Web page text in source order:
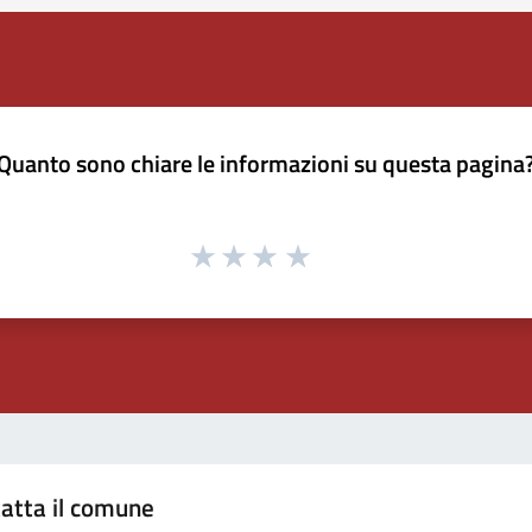
sono chiare le informazioni su questa
il comune